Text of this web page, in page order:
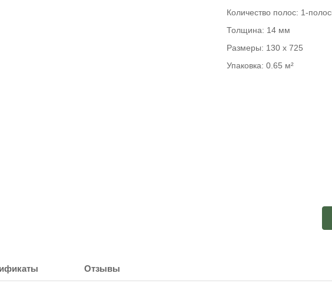
Количество полос: 1-
Толщина: 14 мм
Размеры: 130 x 725
Упаковка: 0.65 м²
Отзывы